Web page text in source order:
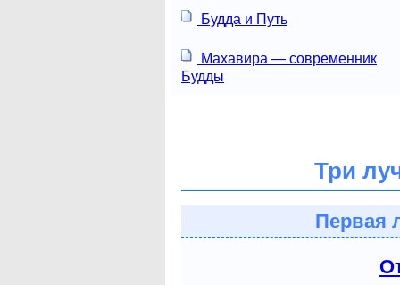
Будда и Путь
Махавира — современник
Будды
Три
Первая